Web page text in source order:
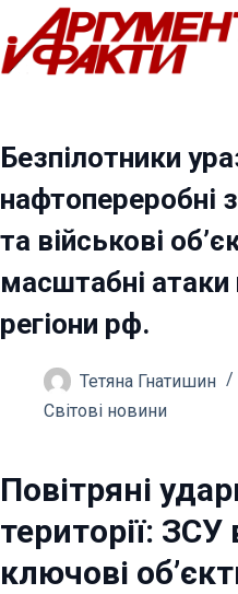
Перейти
до
вмісту
Безпілотники
нафтопереробні
та військові
масштабні
регіони рф.
Тетяна Гнатишин
Світові новини
Повітряні
території: ЗСУ
ключові